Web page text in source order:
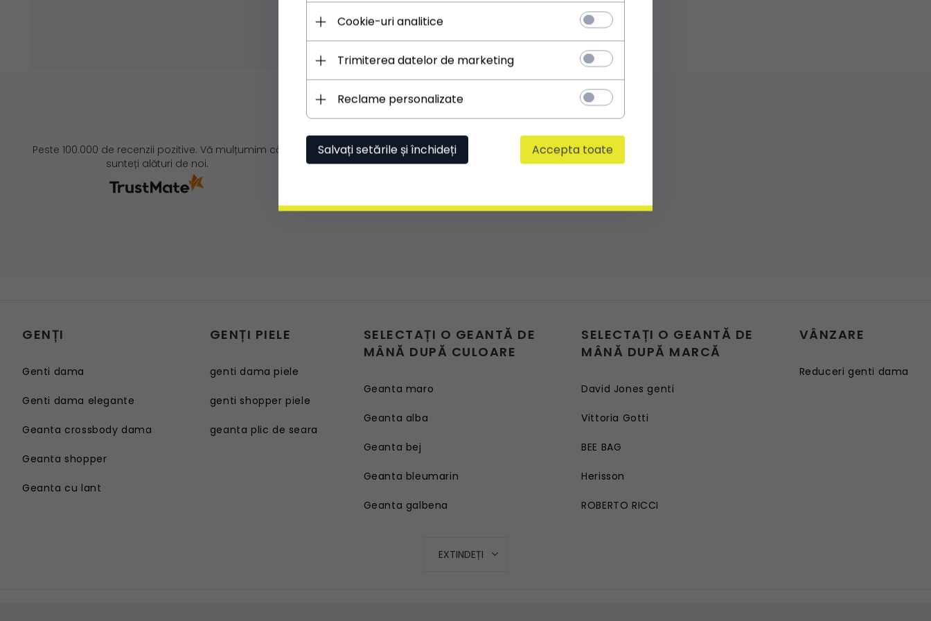
ÎNCHIDERE PRINCIPALĂ:fermoar
LUNGIME REGLABILĂ**:
** Ajustarea este posibilă în cazul curelelor, mânerelor
sau bretelelor
Peste 100.000 de recenzii pozitive. Vă mulțumim că
sunteți alături de noi.
GENȚI
Genti dama
Genti dama elegante
Geanta crossbody dama
Geanta shopper
Geanta cu lant
GENȚI PIELE
genti dama piele
genti shopper piele
geanta plic de seara
SELECTAȚI O GEANTĂ DE
MÂNĂ DUPĂ CULOARE
Geanta maro
Geanta alba
Geanta bej
Geanta bleumarin
Geanta galbena
SELECTAȚI O GEANTĂ DE
MÂNĂ DUPĂ MARCĂ
David Jones genti
Vittoria Gotti
BEE BAG
Herisson
ROBERTO RICCI
VÂNZARE
Reduceri genti dama
EXTINDEȚI
Cookie-uri analitice
Trimiterea datelor de marketing
Reclame personalizate
Salvați setările și închideți Accepta toate